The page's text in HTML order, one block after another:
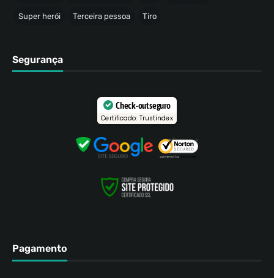
Super herói Terceira pessoa Tiro
Segurança
Check-out seguro
Certificado: Trustindex
Pagamento